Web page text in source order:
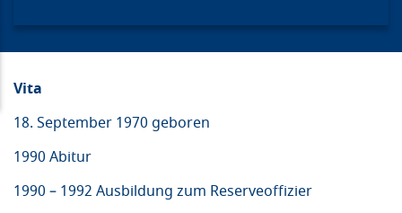
Vita
18. September 1970 geboren
1990 Abitur
1990 – 1992 Ausbildung zum Reserveoffizier